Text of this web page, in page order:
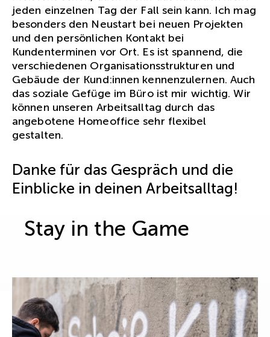
jeden einzelnen Tag der Fall sein kann. Ich mag
besonders den Neustart bei neuen Projekten
und den persönlichen Kontakt bei
Kundenterminen vor Ort. Es ist spannend, die
verschiedenen Organisationsstrukturen und
Gebäude der Kund:innen kennenzulernen. Auch
das soziale Gefüge im Büro ist mir wichtig. Wir
können unseren Arbeitsalltag durch das
angebotene Homeoffice sehr flexibel
gestalten.
Danke für das Gespräch und die
Einblicke in deinen Arbeitsalltag!
Stay in the Game